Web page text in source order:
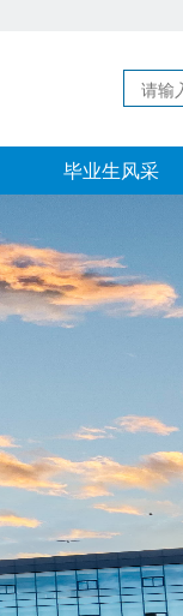
毕业生风采